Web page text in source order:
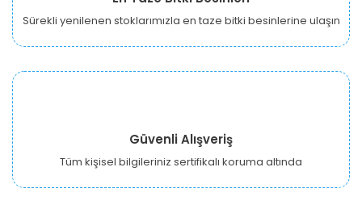
Sürekli yenilenen stoklarımızla en taze bitki besinlerine ulaşın
Güvenli Alışveriş
Tüm kişisel bilgileriniz sertifikalı koruma altında